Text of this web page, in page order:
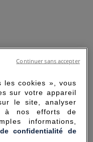
les cookies », vous
sur votre appareil
le site, analyser
à nos efforts de
informations,
confidentialité de
Continuer sans accepter